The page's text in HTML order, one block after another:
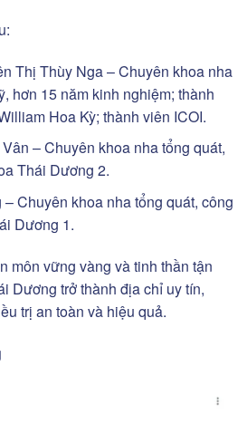
Thị Thùy Nga – Chuyên khoa nha
hơn 15 năm kinh nghiệm; thành
Hoa Kỳ; thành viên ICOI.
– Chuyên khoa nha tổng quát,
Thái Dương 2.
Chuyên khoa nha tổng quát, công
Dương 1.
môn vững vàng và tinh thần tận
Dương trở thành địa chỉ uy tín,
trị an toàn và hiệu quả.